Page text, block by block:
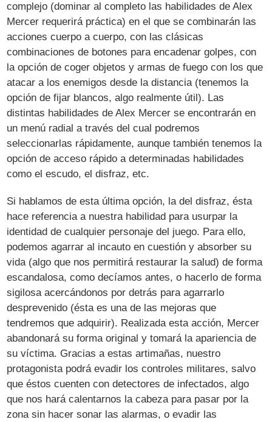
complejo (dominar al completo las habilidades de Alex
Mercer requerirá práctica) en el que se combinarán las
acciones cuerpo a cuerpo, con las clásicas
combinaciones de botones para encadenar golpes, con
la opción de coger objetos y armas de fuego con los que
atacar a los enemigos desde la distancia (tenemos la
opción de fijar blancos, algo realmente útil). Las
distintas habilidades de Alex Mercer se encontrarán en
un menú radial a través del cual podremos
seleccionarlas rápidamente, aunque también tenemos la
opción de acceso rápido a determinadas habilidades
como el escudo, el disfraz, etc.
Si hablamos de esta última opción, la del disfraz, ésta
hace referencia a nuestra habilidad para usurpar la
identidad de cualquier personaje del juego. Para ello,
podemos agarrar al incauto en cuestión y absorber su
vida (algo que nos permitirá restaurar la salud) de forma
escandalosa, como decíamos antes, o hacerlo de forma
sigilosa acercándonos por detrás para agarrarlo
desprevenido (ésta es una de las mejoras que
tendremos que adquirir). Realizada esta acción, Mercer
abandonará su forma original y tomará la apariencia de
su víctima. Gracias a estas artimañas, nuestro
protagonista podrá evadir los controles militares, salvo
que éstos cuenten con detectores de infectados, algo
que nos hará calentarnos la cabeza para pasar por la
zona sin hacer sonar las alarmas, o evadir las